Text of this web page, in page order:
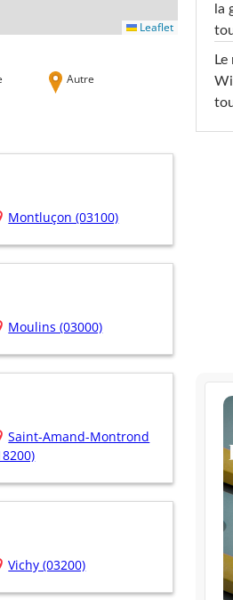
Leaflet
Autre
Montluçon (03100)
Moulins (03000)
Saint-Amand-Montrond
Vichy (03200)
la
Le